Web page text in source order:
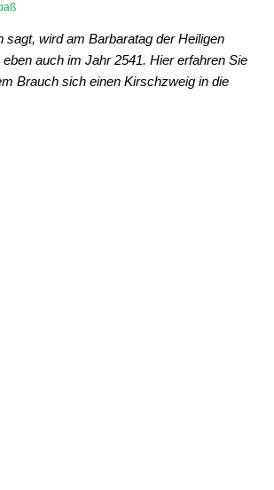
sagt, wird am Barbaratag der Heiligen
auch im Jahr 2541. Hier erfahren Sie
Brauch sich einen Kirschzweig in die